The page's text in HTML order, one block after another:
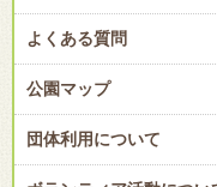
よくある質問
公園マップ
団体利用について